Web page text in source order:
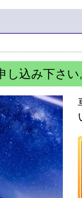
し込み下さい